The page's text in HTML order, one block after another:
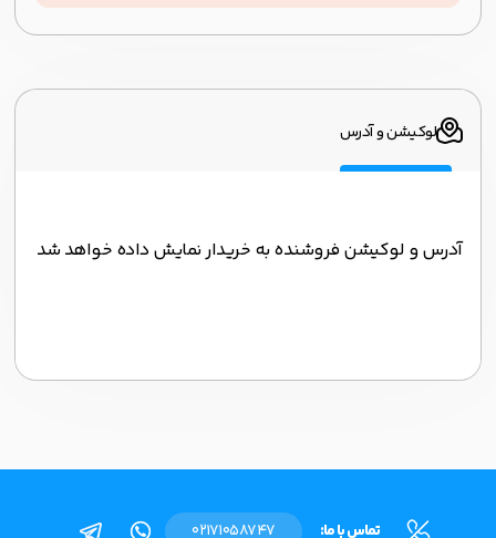
لوکیشن و آدرس
آدرس و لوکیشن فروشنده به خریدار نمایش داده خواهد شد
تماس با ما: 02171058747